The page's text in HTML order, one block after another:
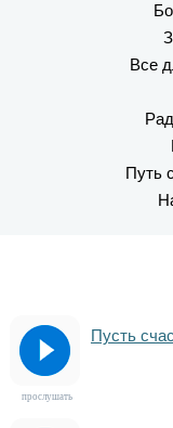
Все
Путь
Пусть
прослушать